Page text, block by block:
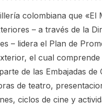
colombiana que «El
– a través de la
– lidera el Plan de
el cual comprende
de las Embajadas de
de teatro,
ciclos de cine y